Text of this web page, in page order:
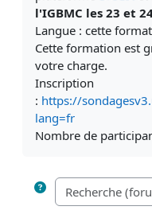
l'IGBMC les 23 et
Langue : cette
Cette formation est
votre charge.
Inscription
: https://
lang=fr
Nombre de